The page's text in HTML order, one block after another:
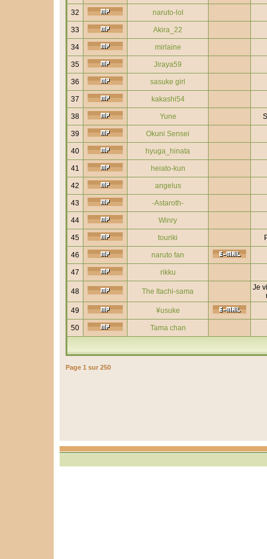
32 naruto-lol
33 Akira_22
34 mirlaine
35 Jiraya59
36 sasuke girl
37 kakashi54
38 Yune
39 Okuni Sensei
40 hyuga_hinata
41 heiato-kun
42 angelus
43 -Astaroth-
44 Winry
45 touriki
46 naruto fan
47 rikku
48 The Itachi-sama
Je
49
¥usuke
50 Tama chan
Page 1 sur 250